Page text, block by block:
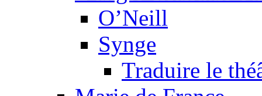
O’Neill
Synge
Traduire le